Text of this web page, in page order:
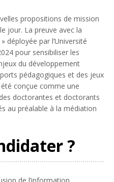
propositions de mission
jour. La preuve avec la
déployée par l’Université
pour sensibiliser les
du développement
pédagogiques et des jeux
conçue comme une
doctorantes et doctorants
au préalable à la médiation
?